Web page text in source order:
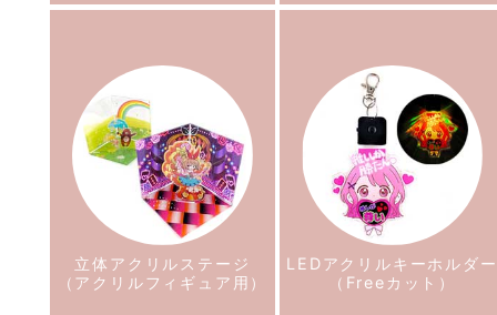
立体アクリルステージ
（アクリルフィギュア用）
LEDアクリルキーホルダー
（Freeカット）